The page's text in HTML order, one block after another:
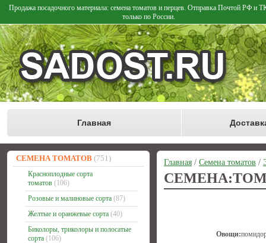
Продажа посадочного материала: семена томатов и перцев. Отправка Почтой РФ и
только по России.
Главная
СЕМЕНА ТОМАТОВ (751)
Красноплодные сорта
томатов (106)
Розовые и малиновые сорта (87)
Желтые и оранжевые сорта (40)
Биколоры, триколоры и полосатые
сорта (106)
Главная / Семена томатов /
Овощи: